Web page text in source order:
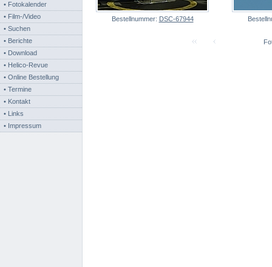
• Fotokalender
• Film-/Video
• Suchen
• Berichte
• Download
• Helico-Revue
• Online Bestellung
• Termine
• Kontakt
• Links
• Impressum
Bestellnummer: DSC-67944